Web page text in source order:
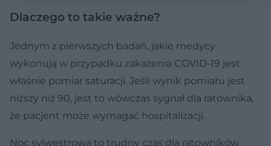
Dlaczego to takie ważne?
Jednym z pierwszych badań, jakie medycy
wykonują w przypadku zakażenia COVID-19 jest
właśnie pomiar saturacji. Jeśli wynik pomiaru jest
niższy niż 90, jest to wówczas sygnał dla ratownika,
że pacjent może wymagać hospitalizacji.
Noc sylwestrowa to trudny czas dla ratowników